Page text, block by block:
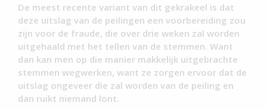
De meest recente variant van dit gekrakeel is dat
deze uitslag van de peilingen een voorbereiding zou
zijn voor de fraude, die over drie weken zal worden
uitgehaald met het tellen van de stemmen. Want
dan kan men op die manier makkelijk uitgebrachte
stemmen wegwerken, want ze zorgen ervoor dat de
uitslag ongeveer die zal worden van de peiling en
dan ruikt niemand lont.